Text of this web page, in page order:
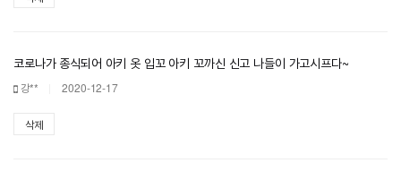
코로나가 종식되어 아키 옷 입꼬 아키 꼬까신 신고 나들이 가고시프다~
강** 2020-12-17
삭제